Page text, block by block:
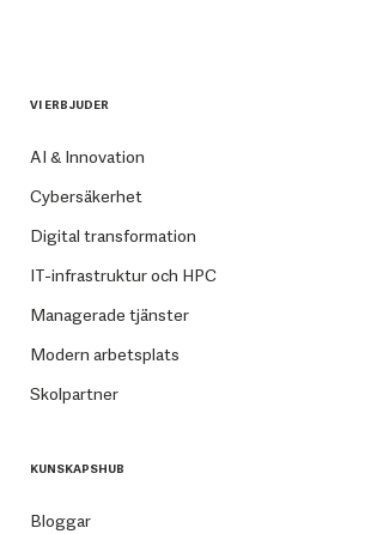
VI ERBJUDER
AI & Innovation
Cybersäkerhet
Digital transformation
IT-infrastruktur och HPC
Managerade tjänster
Modern arbetsplats
Skolpartner
KUNSKAPSHUB
Bloggar